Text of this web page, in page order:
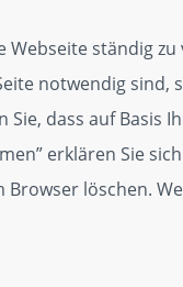
ständig
notwendig
dass auf
erklären Sie
löschen.